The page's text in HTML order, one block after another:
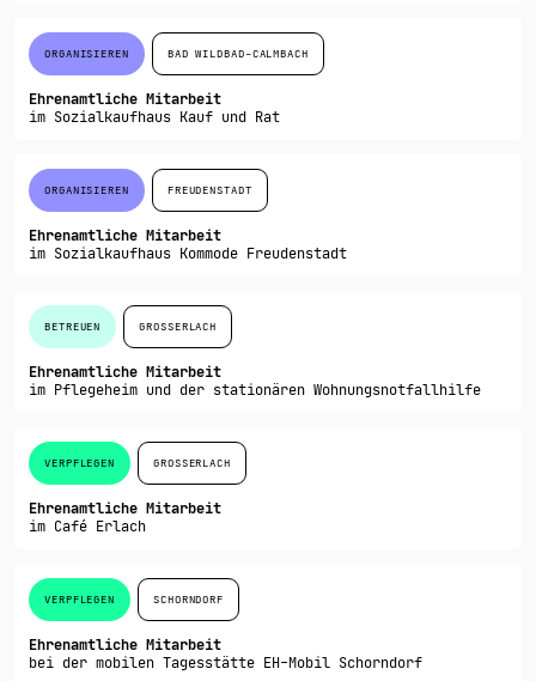
ORGANISIEREN BAD WILDBAD-CALMBACH
Ehrenamtliche Mitarbeit
im Sozialkaufhaus Kauf und Rat
ORGANISIEREN FREUDENSTADT
Ehrenamtliche Mitarbeit
im Sozialkaufhaus Kommode Freudenstadt
BETREUEN GROSSERLACH
Ehrenamtliche Mitarbeit
im Pflegeheim und der stationären Wohnungsnotfallhilfe
VERPFLEGEN GROSSERLACH
Ehrenamtliche Mitarbeit
im Café Erlach
VERPFLEGEN SCHORNDORF
Ehrenamtliche Mitarbeit
bei der mobilen Tagesstätte EH-Mobil Schorndorf